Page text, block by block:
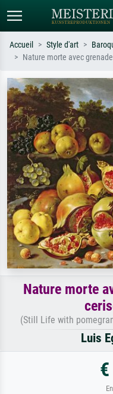
Recherchez par artiste, titre ou
ex. Monet, Nuit étoilée,
impressionnisme, vague de
nu.
Accueil Style d'art
Nature morte avec
Nature morte
(Still Life with
Luis